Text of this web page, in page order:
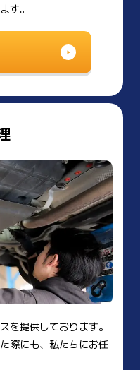
す。
を提供しております。
際にも、私たちにお任